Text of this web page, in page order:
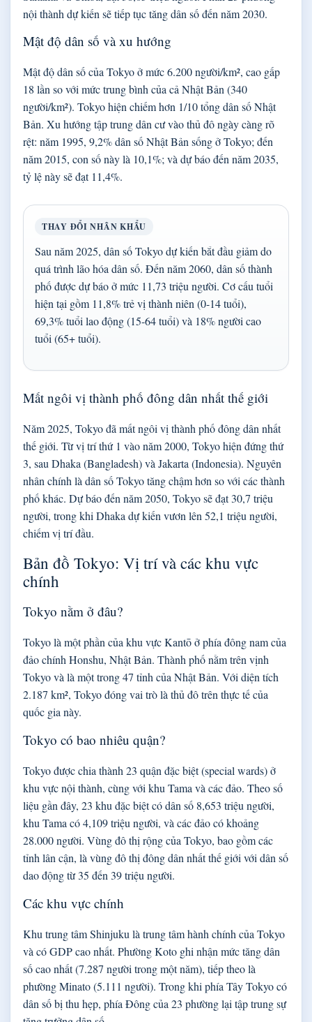
nội thành dự kiến sẽ tiếp tục tăng dân số đến năm 2030.
Mật độ dân số và xu hướng
Mật độ dân số của Tokyo ở mức 6.200 người/km², cao gấp
18 lần so với mức trung bình của cả Nhật Bản (340
người/km²). Tokyo hiện chiếm hơn 1/10 tổng dân số Nhật
Bản. Xu hướng tập trung dân cư vào thủ đô ngày càng rõ
rệt: năm 1995, 9,2% dân số Nhật Bản sống ở Tokyo; đến
năm 2015, con số này là 10,1%; và dự báo đến năm 2035,
tỷ lệ này sẽ đạt 11,4%.
THAY ĐỔI NHÂN KHẨU
Sau năm 2025, dân số Tokyo dự kiến bắt đầu giảm do
quá trình lão hóa dân số. Đến năm 2060, dân số thành
phố được dự báo ở mức 11,73 triệu người. Cơ cấu tuổi
hiện tại gồm 11,8% trẻ vị thành niên (0-14 tuổi),
69,3% tuổi lao động (15-64 tuổi) và 18% người cao
tuổi (65+ tuổi).
Mất ngôi vị thành phố đông dân nhất thế giới
Năm 2025, Tokyo đã mất ngôi vị thành phố đông dân nhất
thế giới. Từ vị trí thứ 1 vào năm 2000, Tokyo hiện đứng thứ
3, sau Dhaka (Bangladesh) và Jakarta (Indonesia). Nguyên
nhân chính là dân số Tokyo tăng chậm hơn so với các thành
phố khác. Dự báo đến năm 2050, Tokyo sẽ đạt 30,7 triệu
người, trong khi Dhaka dự kiến vươn lên 52,1 triệu người,
chiếm vị trí đầu.
Bản đồ Tokyo: Vị trí và các khu vực
chính
Tokyo nằm ở đâu?
Tokyo là một phần của khu vực Kantō ở phía đông nam của
đảo chính Honshu, Nhật Bản. Thành phố nằm trên vịnh
Tokyo và là một trong 47 tỉnh của Nhật Bản. Với diện tích
2.187 km², Tokyo đóng vai trò là thủ đô trên thực tế của
quốc gia này.
Tokyo có bao nhiêu quận?
Tokyo được chia thành 23 quận đặc biệt (special wards) ở
khu vực nội thành, cùng với khu Tama và các đảo. Theo số
liệu gần đây, 23 khu đặc biệt có dân số 8,653 triệu người,
khu Tama có 4,109 triệu người, và các đảo có khoảng
28.000 người. Vùng đô thị rộng của Tokyo, bao gồm các
tỉnh lân cận, là vùng đô thị đông dân nhất thế giới với dân số
dao động từ 35 đến 39 triệu người.
Các khu vực chính
Khu trung tâm Shinjuku là trung tâm hành chính của Tokyo
và có GDP cao nhất. Phường Koto ghi nhận mức tăng dân
số cao nhất (7.287 người trong một năm), tiếp theo là
phường Minato (5.111 người). Trong khi phía Tây Tokyo có
dân số bị thu hẹp, phía Đông của 23 phường lại tập trung sự